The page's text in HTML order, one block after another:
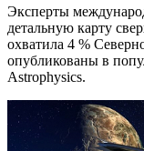
Эксперты
детальную карту
охватила 4 %
опубликованы в
Astrophysics.